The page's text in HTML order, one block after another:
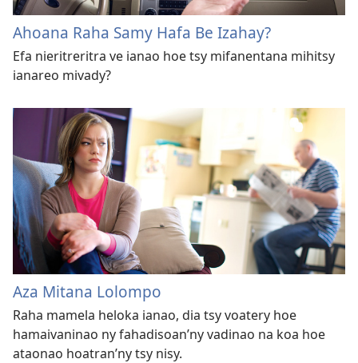
Ahoana Raha Samy Hafa Be Izahay?
Efa nieritreritra ve ianao hoe tsy mifanentana mihitsy
ianareo mivady?
Aza Mitana Lolompo
Raha mamela heloka ianao, dia tsy voatery hoe
hamaivaninao ny fahadisoan’ny vadinao na koa hoe
ataonao hoatran’ny tsy nisy.